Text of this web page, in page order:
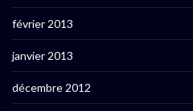
février 2013
janvier 2013
décembre 2012